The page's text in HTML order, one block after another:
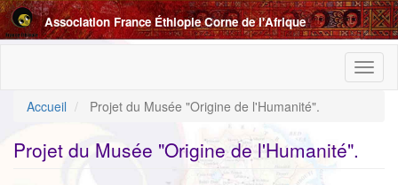
Aller
au
contenu
Association France Éthiopie Corne de l'Afrique
Accueil
Projet du Musée "Origine de l'Humanité".
Projet du Musée "Origine de l'Humanité".